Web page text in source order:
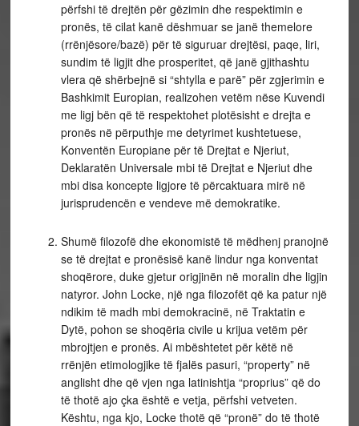
përfshi të drejtën për gëzimin dhe respektimin e
pronës, të cilat kanë dëshmuar se janë themelore
(rrënjësore/bazë) për të siguruar drejtësi, paqe, liri,
sundim të ligjit dhe prosperitet, që janë gjithashtu
vlera që shërbejnë si “shtylla e parë” për zgjerimin e
Bashkimit Europian, realizohen vetëm nëse Kuvendi
me ligj bën që të respektohet plotësisht e drejta e
pronës në përputhje me detyrimet kushtetuese,
Konventën Europiane për të Drejtat e Njeriut,
Deklaratën Universale mbi të Drejtat e Njeriut dhe
mbi disa koncepte ligjore të përcaktuara mirë në
jurisprudencën e vendeve më demokratike.
Shumë filozofë dhe ekonomistë të mëdhenj pranojnë
se të drejtat e pronësisë kanë lindur nga konventat
shoqërore, duke gjetur origjinën në moralin dhe ligjin
natyror. John Locke, një nga filozofët që ka patur një
ndikim të madh mbi demokracinë, në Traktatin e
Dytë, pohon se shoqëria civile u krijua vetëm për
mbrojtjen e pronës. Ai mbështetet për këtë në
rrënjën etimologjike të fjalës pasuri, “property” në
anglisht dhe që vjen nga latinishtja “proprius” që do
të thotë ajo çka është e vetja, përfshi vetveten.
Kështu, nga kjo, Locke thotë që “pronë” do të thotë